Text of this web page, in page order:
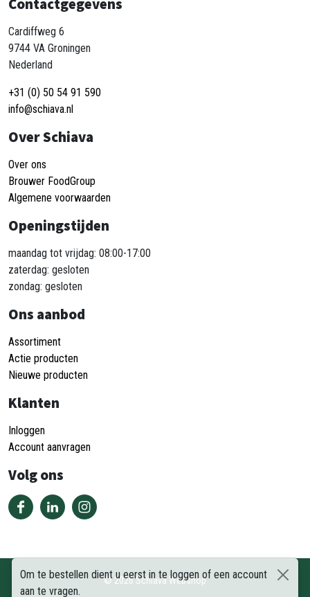
Om te bestellen dient u eerst in te loggen of een account
aan te vragen.
Contactgegevens
Cardiffweg 6
9744 VA Groningen
Nederland
+31 (0) 50 54 91 590
info@schiava.nl
Over Schiava
Over ons
Brouwer FoodGroup
Algemene voorwaarden
Openingstijden
maandag tot vrijdag: 08:00-17:00
zaterdag: gesloten
zondag: gesloten
Ons aanbod
Assortiment
Actie producten
Nieuwe producten
Klanten
Inloggen
Account aanvragen
Volg ons
©2026Schiava Webshop